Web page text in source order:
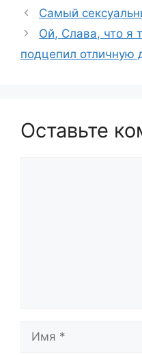
Самый
Ой, Слава, что я
подцепил отличную
Оставьте